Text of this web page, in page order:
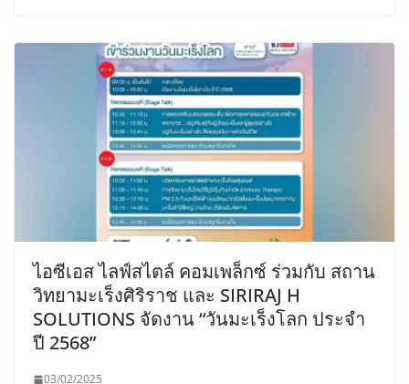
ไอซีเอส ไลฟ์สไตล์ คอมเพล็กซ์ ร่วมกับ สถาน
วิทยามะเร็งศิริราช และ SIRIRAJ H
SOLUTIONS จัดงาน “วันมะเร็งโลก ประจำ
ปี 2568”
03/02/2025